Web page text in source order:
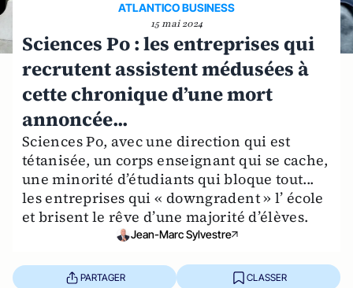
ATLANTICO BUSINESS
15 mai 2024
Sciences Po : les entreprises qui
recrutent assistent médusées à
cette chronique d’une mort
annoncée...
Sciences Po, avec une direction qui est
tétanisée, un corps enseignant qui se cache,
une minorité d’étudiants qui bloque tout...
les entreprises qui « downgradent » l’ école
et brisent le rêve d’une majorité d’élèves.
Jean-Marc Sylvestre
PARTAGER CLASSER